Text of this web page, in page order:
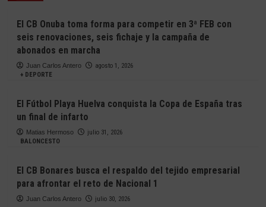
El CB Onuba toma forma para competir en 3ª FEB con
seis renovaciones, seis fichaje y la campaña de
abonados en marcha
Juan Carlos Antero
agosto 1, 2026
+ DEPORTE
El Fútbol Playa Huelva conquista la Copa de España tras
un final de infarto
Matias Hermoso
julio 31, 2026
BALONCESTO
El CB Bonares busca el respaldo del tejido empresarial
para afrontar el reto de Nacional 1
Juan Carlos Antero julio 30, 2026